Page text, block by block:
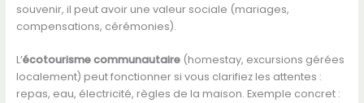
souvenir, il peut avoir une valeur sociale (mariages,
compensations, cérémonies).
L’écotourisme communautaire(homestay, excursions gérées
localement) peut fonctionner si vous clarifiez les attentes :
repas, eau, électricité, règles de la maison. Exemple concret :